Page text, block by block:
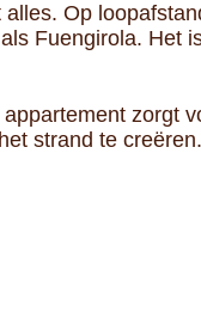
Op
Fuengirola. Het
zorgt
strand te creëren.